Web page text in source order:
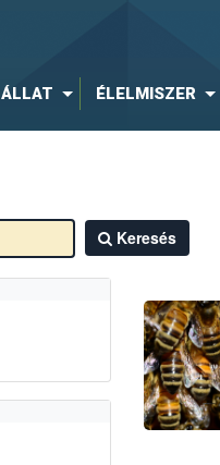
ÁLLAT ÉLELMISZER
Keresés